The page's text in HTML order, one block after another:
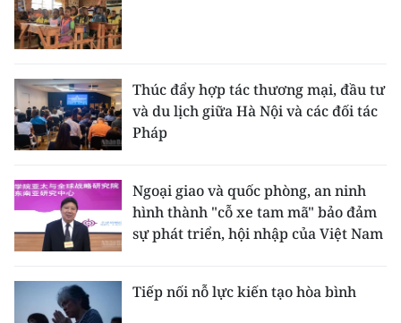
Thúc đẩy hợp tác thương mại, đầu tư
và du lịch giữa Hà Nội và các đối tác
Pháp
Ngoại giao và quốc phòng, an ninh
hình thành "cỗ xe tam mã" bảo đảm
sự phát triển, hội nhập của Việt Nam
Tiếp nối nỗ lực kiến tạo hòa bình